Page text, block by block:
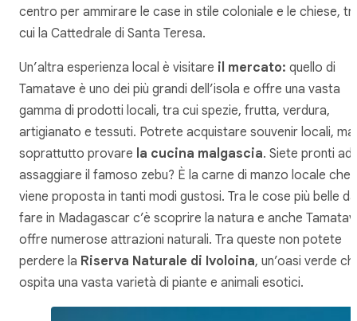
centro per ammirare le case in stile coloniale e le chiese,
cui la Cattedrale di Santa Teresa.
Un’altra esperienza local è visitare il mercato: quello di
Tamatave è uno dei più grandi dell’isola e offre una vasta
gamma di prodotti locali, tra cui spezie, frutta, verdura,
artigianato e tessuti. Potrete acquistare souvenir locali, ma
soprattutto provare la cucina malgascia. Siete pronti ad
assaggiare il famoso zebu? È la carne di manzo locale che
viene proposta in tanti modi gustosi. Tra le cose più belle da
fare in Madagascar c’è scoprire la natura e anche
offre numerose attrazioni naturali. Tra queste non potete
perdere la Riserva Naturale di Ivoloina, un’oasi verde
ospita una vasta varietà di piante e animali esotici.